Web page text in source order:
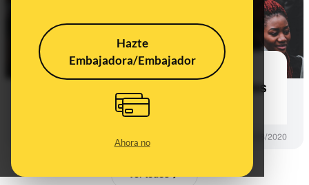
Hazte
Embajadora/Embajador
Ahora no
¿Qué podría significar un bajo
porcentaje de asintomáticos y cuáles
son sus posibles causas?
13/08/2020
Ver todos